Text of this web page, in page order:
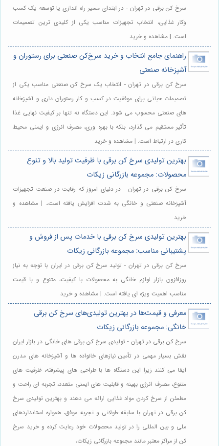
سرخ کن برقی در تهران - در ابتدای مسیر راه اندازی یا توسعه یک کسب
وکار غذایی، انتخاب تجهیزات مناسب یکی از کلیدی ترین تصمیمات
است. | مشاهده و خرید
راهنمای جامع انتخاب و خرید سرخ‌کن صنعتی برای رستوران و
آشپزخانه صنعتی
سرخ کن برقی در تهران - انتخاب یک سرخ کن صنعتی مناسب یکی از
تصمیمات حیاتی برای موفقیت در کسب و کار رستوران داری و آشپزخانه
های صنعتی محسوب می شود. این دستگاه نه تنها بر کیفیت نهایی غذا
تأثیر مستقیم می گذارد، بلکه با بهره وری، مصرف انرژی و ایمنی محیط
کاری در ارتباط است. | مشاهده و خرید
بهترین تولیدی سرخ کن برقی با ظرفیت تولید بالا و تنوع
محصولات: مجموعه بازرگانی زیکات
سرخ کن برقی در تهران - در دنیای امروز که رقابت در صنعت تجهیزات
آشپزخانه صنعتی و خانگی به شدت افزایش یافته است،. | مشاهده و
خرید
بهترین تولیدی سرخ کن برقی با خدمات پس از فروش و
پشتیبانی مناسب: مجموعه بازرگانی زیکات
سرخ کن برقی در تهران - تولید سرخ کن برقی در ایران با توجه به نیاز
روزافزون بازار لوازم خانگی به محصولات با کیفیت، متنوع و با قیمت
مناسب اهمیت ویژه ای یافته است. | مشاهده و خرید
معرفی و قیمت‌ها در بهترین تولیدی‌های سرخ کن برقی
خانگی: مجموعه بازرگانی زیکات
سرخ کن برقی در تهران - تولیدی سرخ کن برقی های خانگی در بازار ایران
نقش بسیار مهمی در تأمین نیازهای خانواده ها و آشپزخانه های مدرن
ایفا می کنند زیرا این دستگاه ها با طراحی های پیشرفته، ظرفیت های
متنوع، مصرف انرژی بهینه و قابلیت های ایمنی متعدد، تجربه ای راحت و
مطمئن از سرخ کردن مواد غذایی ارائه می دهند و بهترین تولیدی سرخ
کن برقی در تهران با سابقه طولانی و تجربه موفق، همواره استانداردهای
ملی و بین المللی را در تولید محصولات خود رعایت کرده و خرید سرخ
کن از مراکز معتبر مانند مجموعه بازرگانی زیکات،